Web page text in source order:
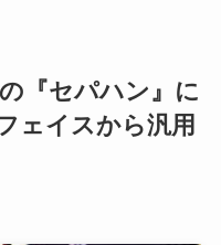
『セパハン』に
ェイスから汎用